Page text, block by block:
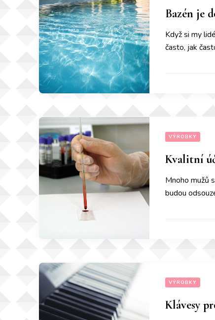
Bazén je
Když si my
často, jak
VÝROBKY
Kvalitní
Mnoho mužů
budou
VÝROBKY
Klávesy